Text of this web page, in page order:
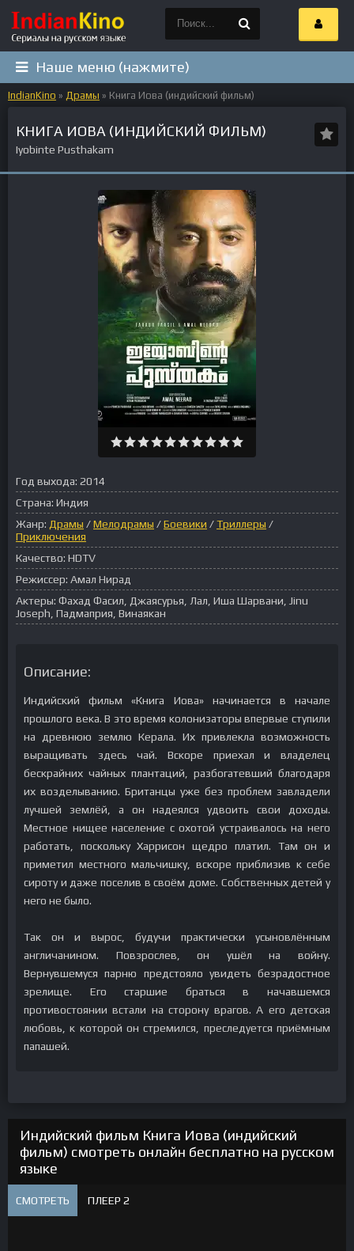
Наше меню (нажмите)
IndianKino » Драмы » Книга Иова (индийский фильм)
КНИГА ИОВА (ИНДИЙСКИЙ ФИЛЬМ)
Iyobinte Pusthakam
Год выхода: 2014
Страна: Индия
Жанр: Драмы /Мелодрамы /Боевики /Триллеры /
Приключения
Качество: HDTV
Режиссер: Амал Нирад
Актеры: Фахад Фасил, Джаясурья, Лал, Иша Шарвани, Jinu
Joseph, Падмаприя, Винаякан
Описание:
Индийский фильм «Книга Иова» начинается в начале
прошлого века. В это время колонизаторы впервые ступили
на древнюю землю Керала. Их привлекла возможность
выращивать здесь чай. Вскоре приехал и владелец
бескрайних чайных плантаций, разбогатевший благодаря
их возделыванию. Британцы уже без проблем завладели
лучшей землёй, а он надеялся удвоить свои доходы.
Местное нищее население с охотой устраивалось на него
работать, поскольку Харрисон щедро платил. Там он и
приметил местного мальчишку, вскоре приблизив к себе
сироту и даже поселив в своём доме. Собственных детей у
него не было.
Так он и вырос, будучи практически усыновлённым
англичанином. Повзрослев, он ушёл на войну.
Вернувшемуся парню предстояло увидеть безрадостное
зрелище. Его старшие браться в начавшемся
противостоянии встали на сторону врагов. А его детская
любовь, к которой он стремился, преследуется приёмным
папашей.
Индийский фильм Книга Иова (индийский
фильм) смотреть онлайн бесплатно на русском
языке
СМОТРЕТЬ ПЛЕЕР 2